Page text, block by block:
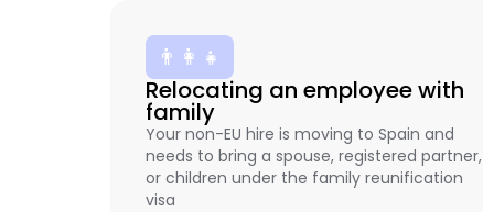
👨‍👩‍👧
Relocating an employee with
family
Your non-EU hire is moving to Spain and
needs to bring a spouse, registered partner,
or children under the family reunification
visa